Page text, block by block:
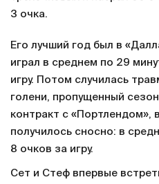
3 очка.
Его лучший год был в
играл в среднем по 29
игру. Потом случилась
голени, пропущенный
контракт с «Портлендом»,
получилось сносно: в
8 очков за игру.
Сет и Стеф впервые